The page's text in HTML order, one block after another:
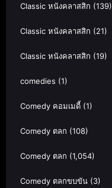
Classic หนังคลาสสิก (139)
Classic หนังคลาสสิก (21)
Classic หนังคลาสสิก (19)
comedies (1)
Comedy คอมเมดี้ (1)
Comedy ตลก (108)
Comedy ตลก (1,054)
Comedy ตลกขบขัน (3)